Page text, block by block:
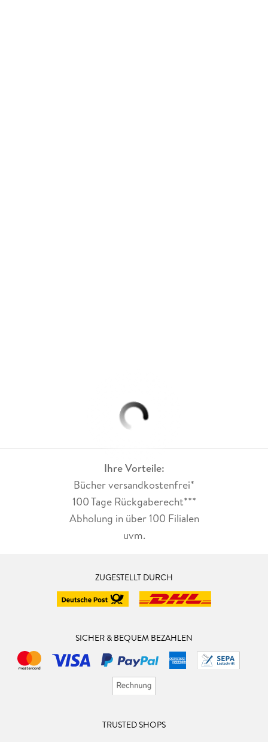
Ihre Vorteile:
Bücher versandkostenfrei*
100 Tage Rückgaberecht***
Abholung in über 100 Filialen
uvm.
ZUGESTELLT DURCH
SICHER & BEQUEM BEZAHLEN
TRUSTED SHOPS